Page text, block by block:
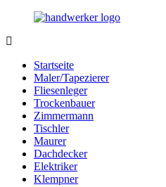
Zurück
Inhalt
Handwerker.de
Ihrer
Nähe
Startseite
Maler/Tapezierer
Fliesenleger
Trockenbauer
Zimmermann
Tischler
Maurer
Dachdecker
Elektriker
Klempner